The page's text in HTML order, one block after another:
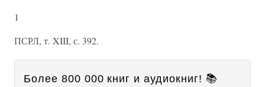
1
ПСРЛ, т. XIII, с. 392.
Более 800 000 книг и аудиокниг! 📚